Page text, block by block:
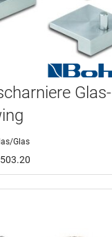
Glas-
Glas